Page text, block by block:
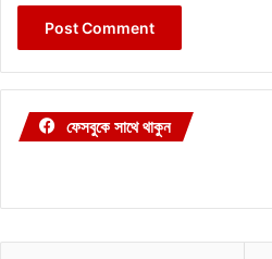
ফেসবুকে সাথে থাকুন